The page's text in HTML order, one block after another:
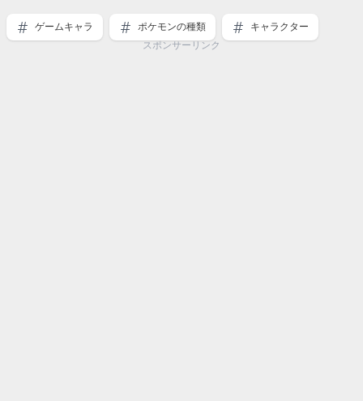
ゲームキャラ ポケモンの種類
キャラクター
スポンサーリンク